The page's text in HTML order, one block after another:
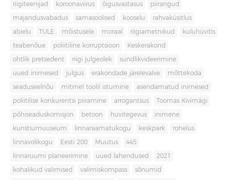
riigiteenijad koroonaviirus õigusvastasus piirangud
majandusvabadus samasoolised kooselu rahvaküsitlus
abielu TULE mõistusele moraal riigiametnikud kuluhüvitis
teabenõue poliitiline korruptsioon Keskerakond
ohtlik pretsedent riigi julgeolek sundlikvideerimine
uued inimesed julgus erakondade järelevalve mõttekoda
seaduseelnõu mitmel toolil istumine asendamatud inimesed
poliitilise konkurentsi piiramine arrogantsus Toomas Kivimägi
põhiseaduskomisjon betoon huvitegevus inimene
kunstiumuuseum linnaraamatukogu keskpark rohelus
linnavolikogu Eesti 200 Muutus 445
linnaruumi planeerimine uued lahendused 2021
kohalikud valimised valimiskompass sõnumid